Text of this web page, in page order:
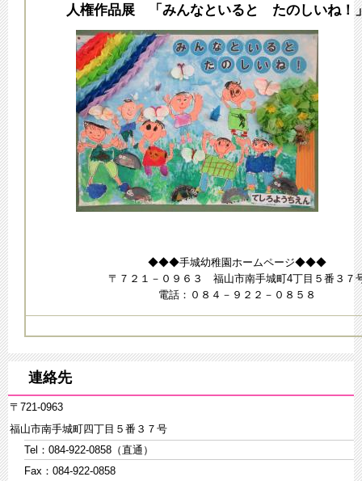
人権作品展 「みんなといると たのしいね！
◆◆◆手城幼稚園ホームページ◆◆◆
〒７２１－０９６３ 福山市南手城町4丁目５番３７
電話：０８４－９２２－０８５８
連絡先
〒721-0963
福山市南手城町四丁目５番３７号
Tel：084-922-0858（直通）
Fax：084-922-0858